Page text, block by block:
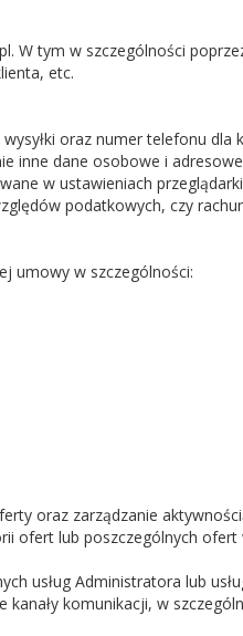
W tym w szczególności
etc.
oraz numer telefonu
inne dane osobowe i
w ustawieniach
podatkowych, czy
umowy w szczególności:
oraz zarządzanie
ofert lub poszczególnych
usług Administratora lub
komunikacji, w